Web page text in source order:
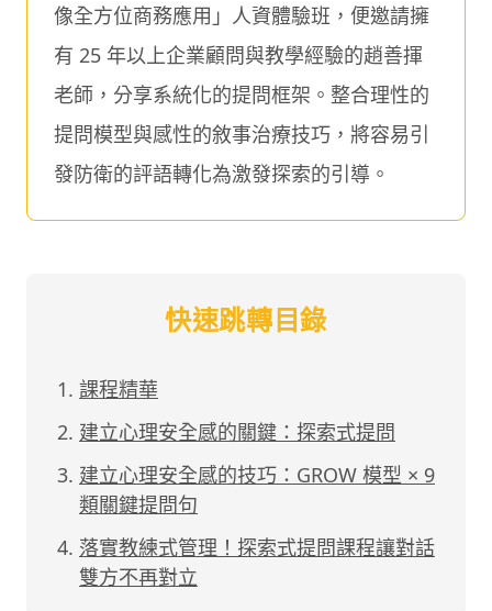
像全方位商務應用」人資體驗班，便邀請擁
有 25 年以上企業顧問與教學經驗的趙善揮
老師，分享系統化的提問框架。整合理性的
提問模型與感性的敘事治療技巧，將容易引
發防衛的評語轉化為激發探索的引導。
快速跳轉目錄
課程精華
建立心理安全感的關鍵：探索式提問
建立心理安全感的技巧：GROW 模型 × 9
類關鍵提問句
落實教練式管理！探索式提問課程讓對話
雙方不再對立